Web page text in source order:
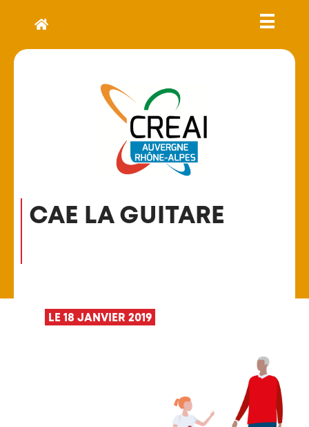
CAE LA GUITARE
LE 18 JANVIER 2019